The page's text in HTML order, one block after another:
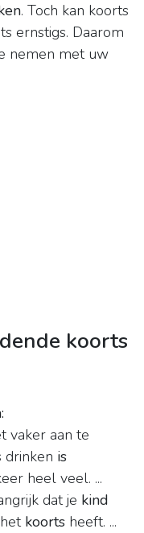
. Toch kan koorts
ernstigs. Daarom
nemen met uw
koorts
vaker aan te
drinken is
heel veel. ...
dat je kind
koorts heeft. ...